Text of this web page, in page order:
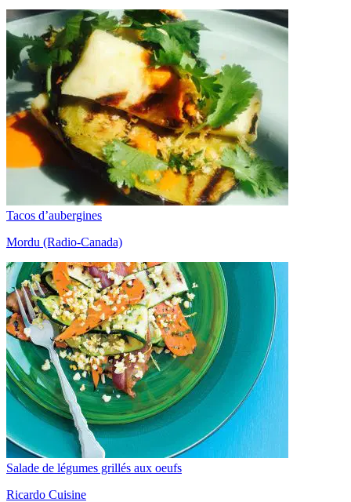
Tacos d’aubergines
Mordu (Radio-Canada)
Salade de légumes grillés aux oeufs
Ricardo Cuisine